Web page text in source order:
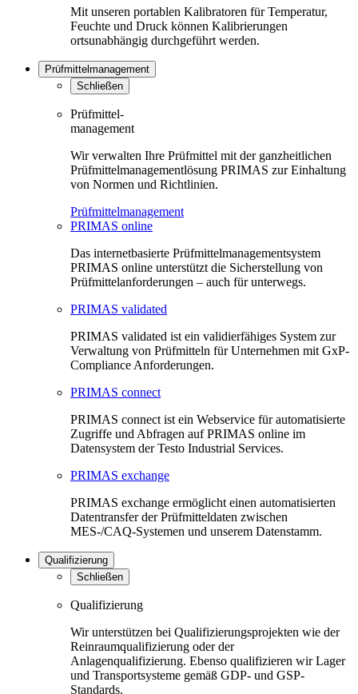
Mit unseren portablen Kalibratoren für Temperatur,
Feuchte und Druck können Kalibrierungen
ortsunabhängig durchgeführt werden.
Prüfmittelmanagement
Schließen
Prüfmittel-
management
Wir verwalten Ihre Prüfmittel mit der ganzheitlichen
Prüfmittelmanagementlösung PRIMAS zur Einhaltung
von Normen und Richtlinien.
Prüfmittelmanagement
PRIMAS online
Das internetbasierte Prüfmittelmanagementsystem
PRIMAS online unterstützt die Sicherstellung von
Prüfmittelanforderungen – auch für unterwegs.
PRIMAS validated
PRIMAS validated ist ein validierfähiges System zur
Verwaltung von Prüfmitteln für Unternehmen mit GxP-
Compliance Anforderungen.
PRIMAS connect
PRIMAS connect ist ein Webservice für automatisierte
Zugriffe und Abfragen auf PRIMAS online im
Datensystem der Testo Industrial Services.
PRIMAS exchange
PRIMAS exchange ermöglicht einen automatisierten
Datentransfer der Prüfmitteldaten zwischen
MES-/CAQ-Systemen und unserem Datenstamm.
Qualifizierung
Schließen
Qualifizierung
Wir unterstützen bei Qualifizierungsprojekten wie der
Reinraumqualifizierung oder der
Anlagenqualifizierung. Ebenso qualifizieren wir Lager
und Transportsysteme gemäß GDP- und GSP-
Standards.